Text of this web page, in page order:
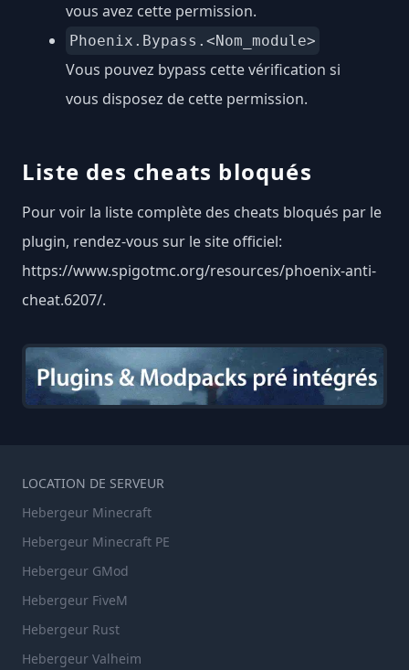
vous avez cette permission.
Phoenix.Bypass.<Nom_module>
Vous pouvez bypass cette vérification si
vous disposez de cette permission.
Liste des cheats bloqués
Pour voir la liste complète des cheats bloqués par le
plugin, rendez-vous sur le site officiel:
https://www.spigotmc.org/resources/phoenix-anti-
cheat.6207/.
LOCATION DE SERVEUR
Hebergeur Minecraft
Hebergeur Minecraft PE
Hebergeur GMod
Hebergeur FiveM
Hebergeur Rust
Hebergeur Valheim